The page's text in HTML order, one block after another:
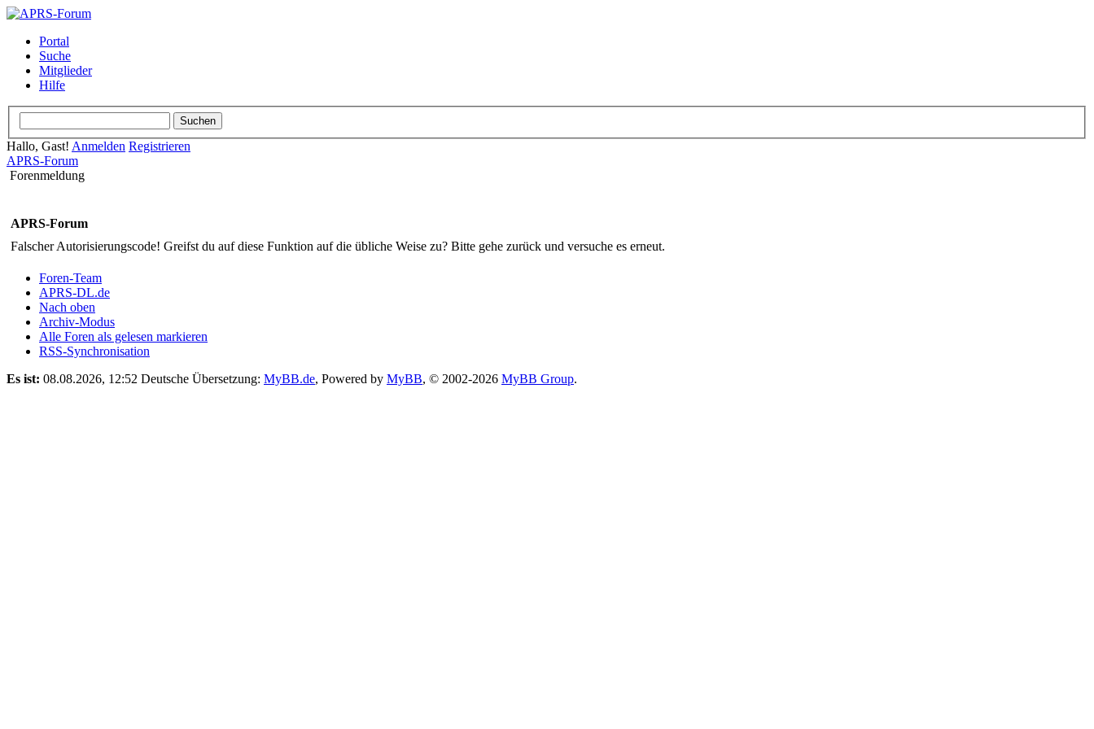
Portal
Suche
Mitglieder
Hilfe
Hallo, Gast! Anmelden Registrieren
APRS-Forum
Forenmeldung
APRS-Forum
Falscher Autorisierungscode! Greifst du auf diese Funktion auf die übliche Weise zu? Bitte gehe zurück und versuche es erneut.
Foren-Team
APRS-DL.de
Nach oben
Archiv-Modus
Alle Foren als gelesen markieren
RSS-Synchronisation
Es ist: 08.08.2026, 12:52 Deutsche Übersetzung: MyBB.de, Powered by MyBB, © 2002-2026 MyBB Group.